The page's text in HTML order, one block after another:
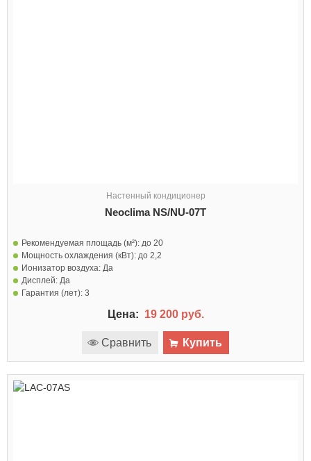
Настенный кондиционер
Neoclima NS/NU-07T
Рекомендуемая площадь (м²): до 20
Мощность охлаждения (кВт): до 2,2
Ионизатор воздуха: Да
Дисплей: Да
Гарантия (лет): 3
Цена: 19 200 руб.
Сравнить Купить